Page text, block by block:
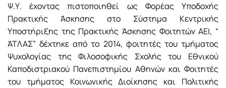
Ψ.Υ. έχοντας πιστοποιηθεί ως Φορέας Υποδοχής
Πρακτικής Άσκησης στο Σύστημα Κεντρικής
Υποστήριξης της Πρακτικής Άσκησης Φοιτητών ΑΕΙ, “
ΆΤΛΑΣ” δέχτηκε από το 2014, φοιτητές του τμήματος
Ψυχολογίας της Φιλοσοφικής Σχολής του Εθνικού
Καποδιστριακού Πανεπιστημίου Αθηνών και Φοιτητές
του τμήματος Κοινωνικής Διοίκησης και Πολιτικής